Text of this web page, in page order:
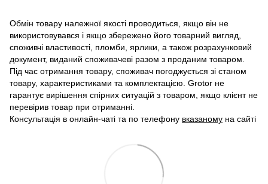
Обмін товару належної якості проводиться, якщо він не
використовувався і якщо збережено його товарний вигляд,
споживчі властивості, пломби, ярлики, а також розрахунковий
документ, виданий споживачеві разом з проданим товаром.
Під час отримання товару, споживач погоджується зі станом
товару, характеристиками та комплектацією. Grotor не
гарантує вирішення спірних ситуацій з товаром, якщо клієнт не
перевірив товар при отриманні.
Консультація в онлайн-чаті та по телефону вказаному на сайті